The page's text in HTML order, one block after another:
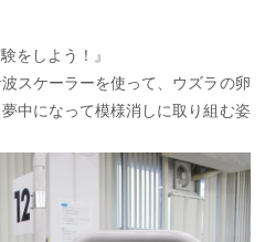
をしよう！』
スケーラーを使って、ウズラの卵
中になって模様消しに取り組む姿